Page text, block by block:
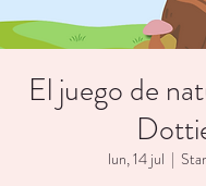
El juego de
lun, 14 jul
  |